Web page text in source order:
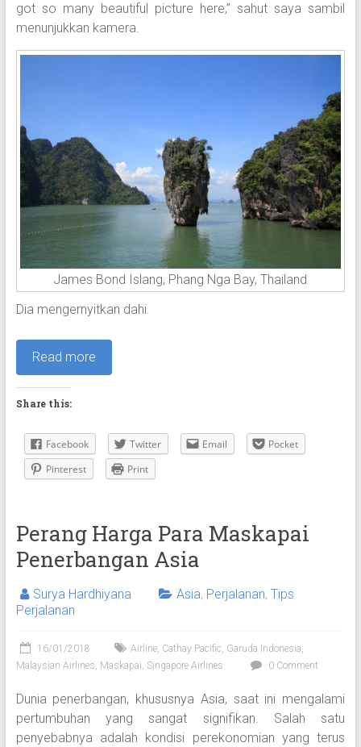
got so many beautiful picture here,” sahut saya sambil
menunjukkan kamera.
James Bond Islang, Phang Nga Bay, Thailand
Dia mengernyitkan dahi.
Read more
Share this:
Facebook Twitter Email
Pocket
Pinterest
Print
Perang Harga Para Maskapai
Penerbangan Asia
Surya Hardhiyana Asia, Perjalanan, Tips
Perjalanan
16/01/2018 Airline, Cathay Pacific, Garuda Indonesia,
Malaysian Airlines, Maskapai, Singapore Airlines 0 Comment
Dunia penerbangan, khususnya Asia, saat ini mengalami
pertumbuhan yang sangat signifikan. Salah satu
penyebabnya adalah kondisi perekonomian yang terus